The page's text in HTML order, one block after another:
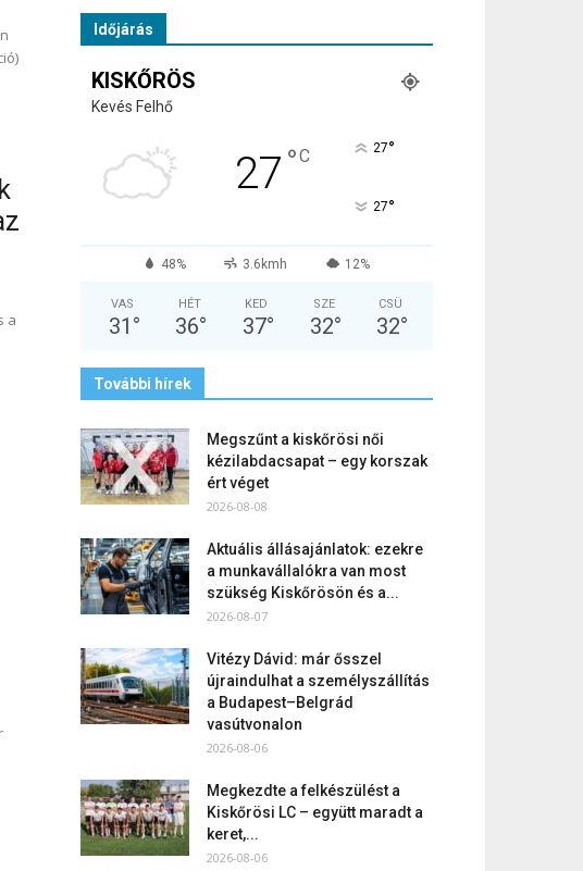
a
Időjárás
KISKŐRÖS
Kevés Felhő
27 °C 27°
27°
48% 3.6kmh 12%
VAS
31 °
HÉT
36°
KED
37°
SZE
32°
CSÜ
32°
További hírek
Megszűnt a kiskőrösi női
kézilabdacsapat – egy korszak
ért véget
2026-08-08
Aktuális állásajánlatok: ezekre
a munkavállalókra van most
szükség Kiskőrösön és a...
2026-08-07
Vitézy Dávid: már ősszel
újraindulhat a személyszállítás
a Budapest–Belgrád
vasútvonalon
2026-08-06
Megkezdte a felkészülést a
Kiskőrösi LC – együtt maradt a
keret,...
2026-08-06